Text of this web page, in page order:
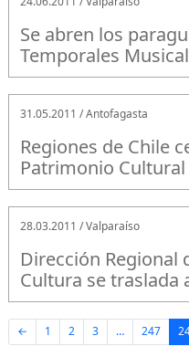
Se abren los
Temporales
31.05.2011 / Antofagasta
Regiones de Chile
Patrimonio Cultural
28.03.2011 / Valparaíso
Dirección Regional
Cultura se traslada
← 1 2 3 … 247